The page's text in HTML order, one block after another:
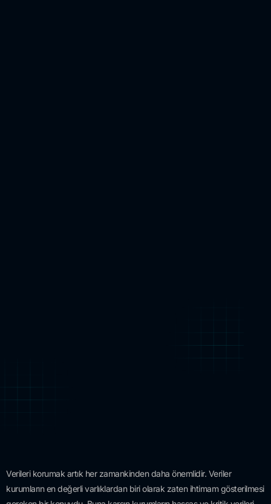
Verileri korumak artık her zamankinden daha önemlidir. Veriler
kurumların en değerli varlıklardan biri olarak zaten ihtimam gösterilmesi